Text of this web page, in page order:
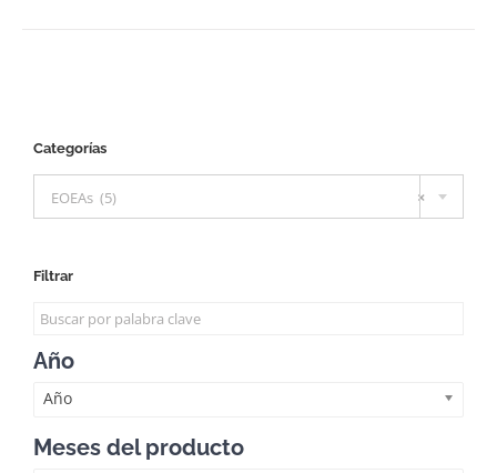
Categorías
×
EOEAs (5)
Filtrar
Año
Año
Meses del producto